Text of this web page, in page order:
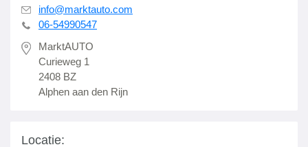
info@marktauto.com
06-54990547
MarktAUTO
Curieweg 1
2408 BZ
Alphen aan den Rijn
Locatie: